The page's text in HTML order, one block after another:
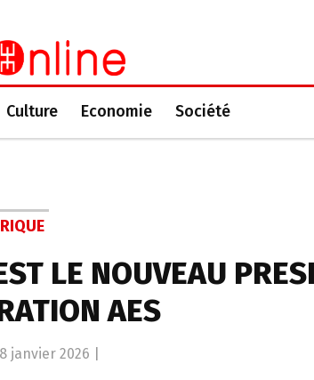
Culture Economie Société
LE NOUVEAU
AES
8 janvier 2026